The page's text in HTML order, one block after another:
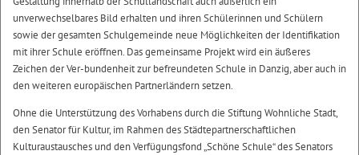
unverwechselbares Bild erhalten und ihren Schülerinnen und Schülern
sowie der gesamten Schulgemeinde neue Möglichkeiten der Identifikation
mit ihrer Schule eröffnen. Das gemeinsame Projekt wird ein äußeres
Zeichen der Ver-bundenheit zur befreundeten Schule in Danzig, aber auch in
den weiteren europäischen Partnerländern setzen.
Ohne die Unterstützung des Vorhabens durch die Stiftung Wohnliche Stadt,
den Senator für Kultur, im Rahmen des Städtepartnerschaftlichen
Kulturaustausches und den Verfügungsfond „Schöne Schule“ des Senators